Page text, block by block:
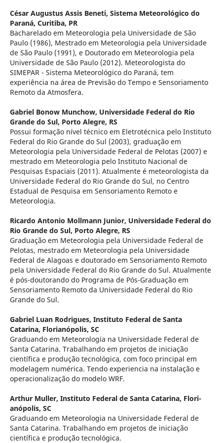
César Augustus Assis Beneti, Sistema Meteorológico do
Paraná, Curitiba, PR
Bacharelado em Meteorologia pela Universidade de São
Paulo (1986), Mestrado em Meteorologia pela Universidade
de São Paulo (1991), e Doutorado em Meteorologia pela
Universidade de São Paulo (2012). Meteorologista do
SIMEPAR - Sistema Meteorológico do Paraná, tem
experiência na área de Previsão do Tempo e Sensoriamento
Remoto da Atmosfera.
Gabriel Bonow Munchow, Universidade Federal do Rio
Grande do Sul, Porto Alegre, RS
Possui formação nível técnico em Eletrotécnica pelo Instituto
Federal do Rio Grande do Sul (2003), graduação em
Meteorologia pela Universidade Federal de Pelotas (2007) e
mestrado em Meteorologia pelo Instituto Nacional de
Pesquisas Espaciais (2011). Atualmente é meteorologista da
Universidade Federal do Rio Grande do Sul, no Centro
Estadual de Pesquisa em Sensoriamento Remoto e
Meteorologia.
Ricardo Antonio Mollmann Junior, Universidade Federal do
Rio Grande do Sul, Porto Alegre, RS
Graduação em Meteorologia pela Universidade Federal de
Pelotas, mestrado em Meteorologia pela Universidade
Federal de Alagoas e doutorado em Sensoriamento Remoto
pela Universidade Federal do Rio Grande do Sul. Atualmente
é pós-doutorando do Programa de Pós-Graduação em
Sensoriamento Remoto da Universidade Federal do Rio
Grande do Sul.
Gabriel Luan Rodrigues, Instituto Federal de Santa
Catarina, Florianópolis, SC
Graduando em Meteorologia na Universidade Federal de
Santa Catarina. Trabalhando em projetos de iniciação
científica e produção tecnológica, com foco principal em
modelagem numérica. Tendo experiencia na instalação e
operacionalização do modelo WRF.
Arthur Muller, Instituto Federal de Santa Catarina, Flori­
anópolis, SC
Graduando em Meteorologia na Universidade Federal de
Santa Catarina. Trabalhando em projetos de iniciação
científica e produção tecnológica.